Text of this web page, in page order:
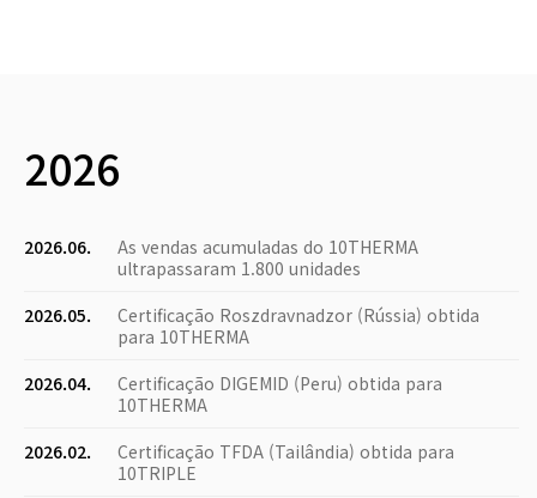
2026
2026.06.
As vendas acumuladas do 10THERMA
ultrapassaram 1.800 unidades
2026.05.
Certificação Roszdravnadzor (Rússia) obtida
para 10THERMA
2026.04.
Certificação DIGEMID (Peru) obtida para
10THERMA
2026.02.
Certificação TFDA (Tailândia) obtida para
10TRIPLE